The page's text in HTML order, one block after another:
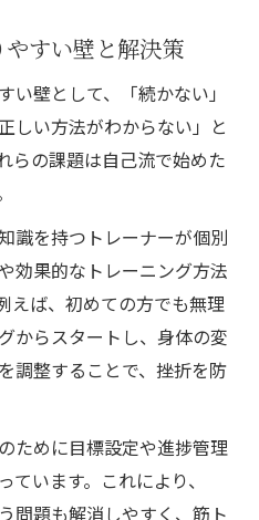
すい壁と解決策
壁として、「続かない」
しい方法がわからない」と
らの課題は自己流で始めた
識を持つトレーナーが個別
効果的なトレーニング方法
えば、初めての方でも無理
からスタートし、身体の変
調整することで、挫折を防
ために目標設定や進捗管理
います。これにより、
問題も解消しやすく、筋ト